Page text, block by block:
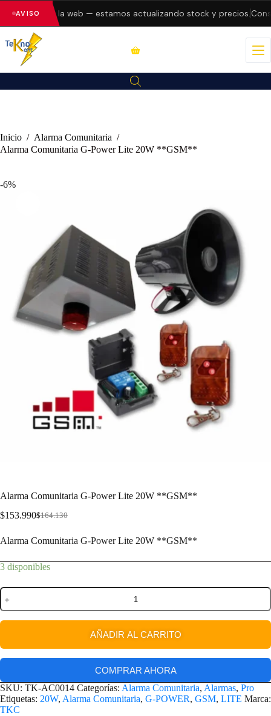
AVISO
errores en la web — estamos actualizando stock y precios.
Inicio / Alarma Comunitaria /
Alarma Comunitaria G-Power Lite 20W **GSM**
-6%
Alarma Comunitaria G-Power Lite 20W **GSM**
$164.130
$153.990
Alarma Comunitaria G-Power Lite 20W **GSM**
3 disponibles
AÑADIR AL CARRITO
COMPRAR AHORA
SKU: TK-AC0014 Categorías: Alarma Comunitaria, Alarmas, Pro
Etiquetas: 20W, Alarma Comunitaria, G-POWER, GSM, LITE Marca:
TKC